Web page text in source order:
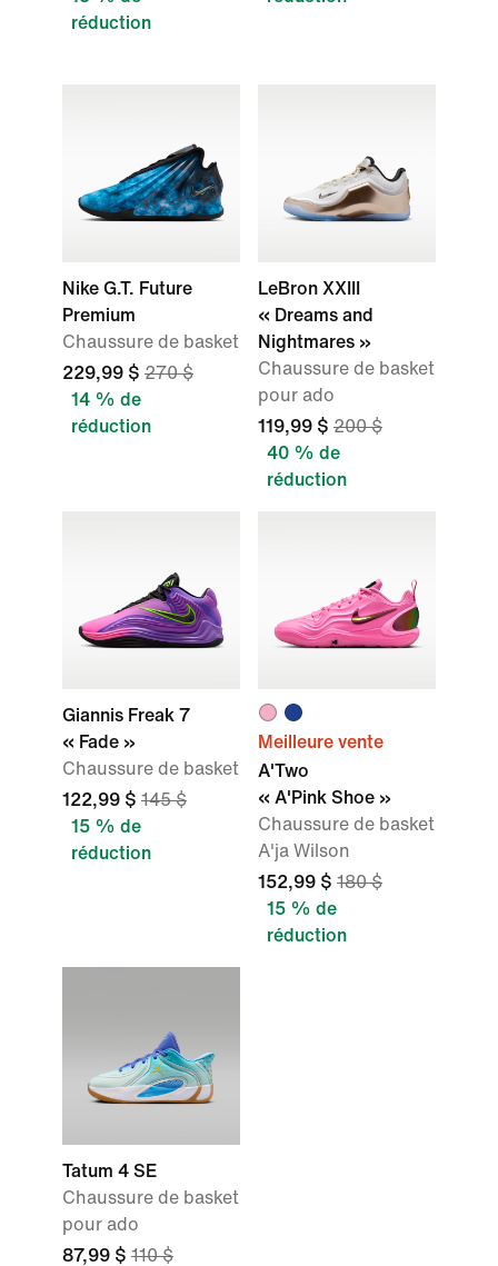
réduction
Nike G.T. Future
Premium
Chaussure de basket
229,99 $ 270 $
14 % de
réduction
LeBron XXIII
« Dreams and
Nightmares »
Chaussure de basket
pour ado
119,99 $ 200 $
40 % de
réduction
Giannis Freak 7
« Fade »
Chaussure de basket
122,99 $ 145 $
15 % de
réduction
Meilleure vente
A'Two
« A'Pink Shoe »
Chaussure de basket
A'ja Wilson
152,99 $ 180 $
15 % de
réduction
Tatum 4 SE
Chaussure de basket
pour ado
87,99 $ 110 $